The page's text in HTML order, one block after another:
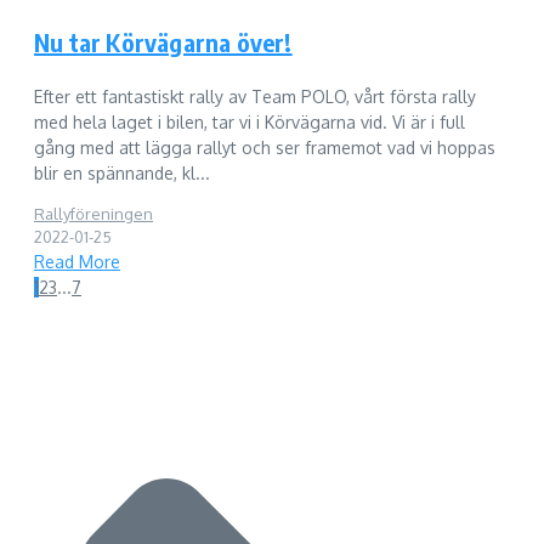
Nu tar Körvägarna över!
Efter ett fantastiskt rally av Team POLO, vårt första rally
med hela laget i bilen, tar vi i Körvägarna vid. Vi är i full
gång med att lägga rallyt och ser framemot vad vi hoppas
blir en spännande, kl...
Rallyföreningen
2022-01-25
Read More
123...7